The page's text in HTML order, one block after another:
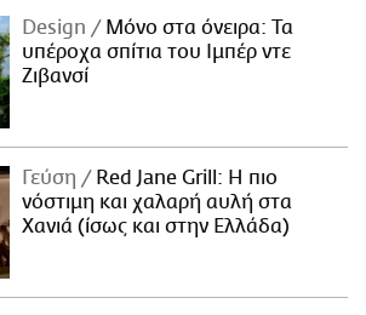
Design
Μόνο στα όνειρα: Τα
υπέροχα σπίτια του Ιμπέρ ντε
Ζιβανσί
Γεύση
Red Jane Grill: Η πιο
νόστιμη και χαλαρή αυλή στα
Χανιά (ίσως και στην Ελλάδα)